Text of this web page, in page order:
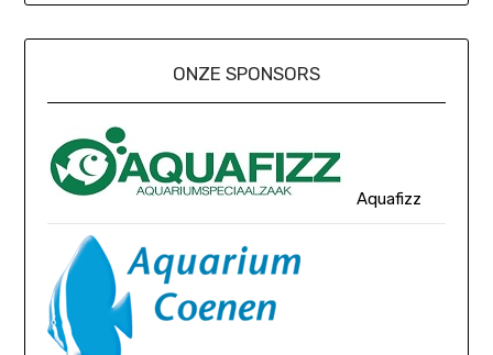
ONZE SPONSORS
Aquafizz